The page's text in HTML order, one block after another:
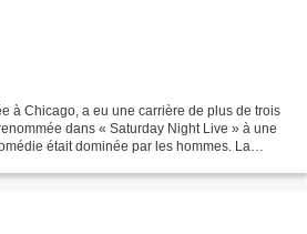
à Chicago, a eu une carrière de plus de trois
dans « Saturday Night Live » à une
était dominée par les hommes. La